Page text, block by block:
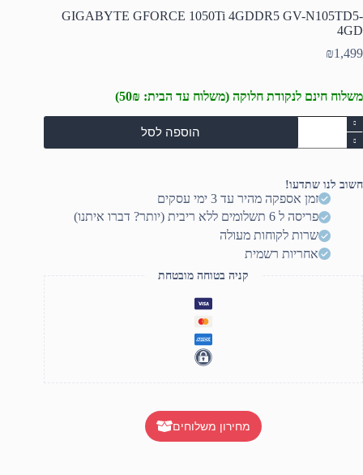
GIGABYTE GFORCE 1050Ti 4GDDR5 GV-N105TD5-
4GD
₪1,499
משלוח חינם לנקודת חלוקה (משלוח עד הבית: 50₪)
כמות
של
GIGABYTE
1050Ti
4GDDR5
N105TD5-
הוספה לסל
חשוב לנו שתדעו!
זמן אספקה מהיר עד 3 ימי עסקים
פריסה ל 6 תשלומים ללא ריבית (יותר? דברו איתנו)
שרות לקוחות מעולה
אחריות רשמית
קניה בטוחה מובטחת
מחירון משלוחים